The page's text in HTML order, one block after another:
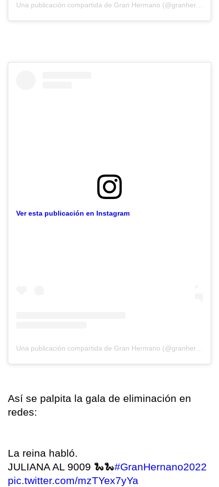
Ver esta publicación en Instagram
Una publicación compartida de Gran Hermano (@granhermanoar)
Así se palpita la gala de eliminación en
redes:
La reina habló.
JULIANA AL 9009 🐍🐍#GranHernano2022
pic.twitter.com/mzTYex7yYa